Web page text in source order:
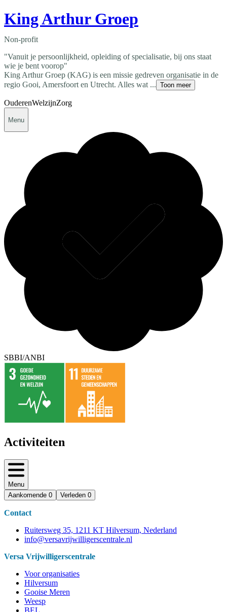
King Arthur Groep
Non-profit
"Vanuit je persoonlijkheid, opleiding of specialisatie, bij ons staat
wie je bent voorop"
King Arthur Groep (KAG) is een missie gedreven organisatie in de
regio Gooi, Amersfoort en Utrecht. Alles wat ... Toon meer
OuderenWelzijnZorg
Menu
SBBI/ANBI
Activiteiten
Menu
Aankomende 0 Verleden 0
Contact
Ruitersweg 35, 1211 KT Hilversum, Nederland
info@versavrijwilligerscentrale.nl
Versa Vrijwilligerscentrale
Voor organisaties
Hilversum
Gooise Meren
Weesp